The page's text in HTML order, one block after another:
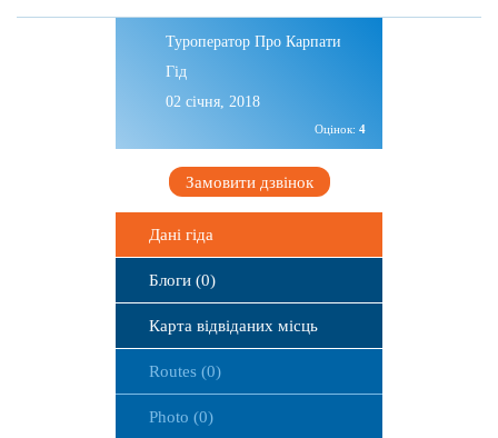
Туроператор Про Карпати
Гід
02 січня, 2018
Оцінок: 4
Замовити дзвінок
Дані гіда
Блоги (0)
Карта відвіданих місць
Routes (0)
Photo (0)